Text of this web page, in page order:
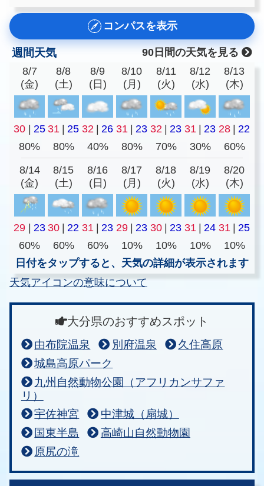
コンパスを表示
週間天気
90日間の天気を見る
8/7
(金)
8/8
(土)
8/9
(日)
8/10
(月)
8/11
(火)
8/12
(水)
8/13
(木)
30 | 25 31 | 25 32 | 26 31 | 23 32 | 23 31 | 23 28 | 22
80%
80% 40% 80% 70% 30% 60%
8/14
(金)
8/15
(土)
8/16
(日)
8/17
(月)
8/18
(火)
8/19
(水)
8/20
(木)
29 | 23 30 | 22 31 | 23 29 | 23 30 | 23 31 | 24 31 | 25
60%
60% 60% 10% 10% 10%
10%
日付をタップすると、天気の詳細が表示されます
天気アイコンの意味について
大分県のおすすめスポット
由布院温泉 別府温泉
久住高原
城島高原パーク
九州自然動物公園（アフリカンサファ
リ）
宇佐神宮
中津城（扇城）
国東半島
高崎山自然動物園
原尻の滝